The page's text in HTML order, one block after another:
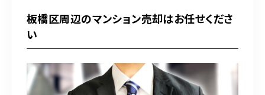
板橋区周辺のマンション売却はお任せくださ
い